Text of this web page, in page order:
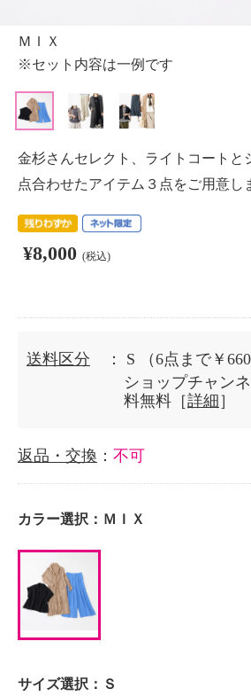
ＭＩＸ
※セット内容は一例です
金杉さんセレクト、ライトコートと
点合わせたアイテム３点をご用意し
¥8,000 (税込)
送料区分 ： S
（6点まで￥660
ショップチャン
料無料［詳細 ］
返品・交換 ： 不可
カラー選択： ＭＩＸ
サイズ選択： Ｓ